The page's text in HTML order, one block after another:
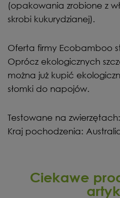
(opakowania zrobione z
skrobi kukurydzianej).
Oferta firmy Ecobamboo
Oprócz ekologicznych
można już kupić
słomki do napojów.
Testowane na
Kraj pochodzenia:
Ciekawe